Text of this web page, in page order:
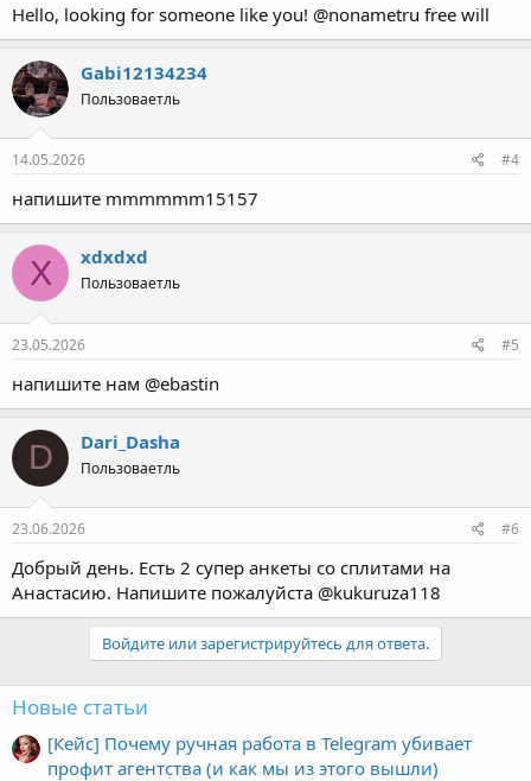
Hello, looking for someone like you! @nonametru free will
Gabi12134234
Пользоваетль
14.05.2026 #4
напишите mmmmmm15157
X xdxdxd
Пользоваетль
23.05.2026 #5
напишите нам @ebastin
D Dari_Dasha
Пользоваетль
23.06.2026 #6
Добрый день. Есть 2 супер анкеты со сплитами на
Анастасию. Напишите пожалуйста @kukuruza118
Войдите или зарегистрируйтесь для ответа.
Новые статьи
[Кейс] Почему ручная работа в Telegram убивает
профит агентства (и как мы из этого вышли)